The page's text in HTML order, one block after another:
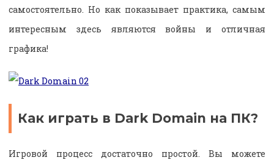
самостоятельно. Но как показывает практика, самым
интересным здесь являются войны и отличная
графика!
Как играть в Dark Domain на ПК?
Игровой процесс достаточно простой. Вы можете